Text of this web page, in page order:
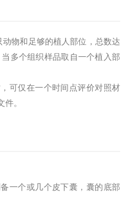
物和足够的植人部位，总数达
多个组织样品取自一个植入部
可仅在一个时间点评价对照材
。
一个或几个皮下囊，囊的底部